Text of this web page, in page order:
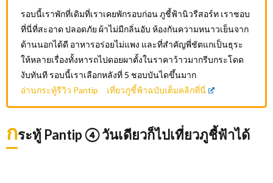
รอบนี้เราพักที่เดิมที่เราเคยพักรอบก่อน ภูชี้ฟ้านิวรีสอร์ท เราชอบ
ที่นี่ที่สะอาด ปลอดภัย ผ้าไม่มีกลิ่นอับ ห้องกันความหนาวเย็นจาก
ด้านนอกได้ดี อาหารอร่อยไม่แพง และที่สำคัญพี่ชัตแกเป็นธุระ
ให้หลายเรื่องทั้งหารถไปดอยผาตั้งในราคาว้าวมากรีบกระโดด
งับทันที รอบนี้เราเลือกหลังที่ 5 ชอบบันไดขึ้นมาก
อ่านกระทู้รีวิว Pantip เที่ยวภูชี้ฟ้าฉบับเต็มคลิกที่นี่
กระทู้ Pantip ④ วันเดียวก็ไปเที่ยวภูชี้ฟ้าได้